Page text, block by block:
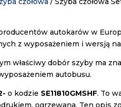
autokarów w
z wyposażeniem i wersją
właściwy dobór szyby ma
autobusu.
o kodzie SE11810GMSHF. To
ogrzewana. Ten opis